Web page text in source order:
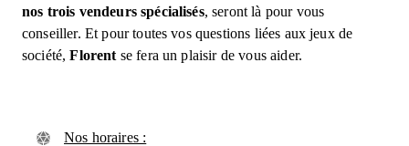
nos trois vendeurs spécialisés, seront là pour vous
conseiller. Et pour toutes vos questions liées aux jeux de
société,Florent se fera un plaisir de vous aider.
Nos horaires :